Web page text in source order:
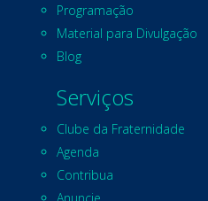
Programação
Material para Divulgação
Blog
Serviços
Clube da Fraternidade
Agenda
Contribua